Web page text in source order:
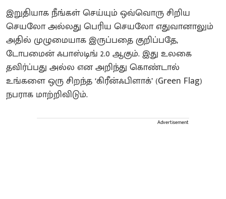
இறுதியாக நீங்கள் செய்யும் ஒவ்வொரு சிறிய
செயலோ அல்லது பெரிய செயலோ எதுவானாலும்
அதில் முழுமையாக இருப்பதை குறிப்பதே,
டோபமைன் ஃபாஸ்டிங் 2.0 ஆகும். இது உலகை
தவிர்ப்பது அல்ல என அறிந்து கொண்டால்
உங்களை ஒரு சிறந்த ‘கிரீன்ஃபிளாக்’ (Green Flag)
நபராக மாற்றிவிடும்.
Advertisement